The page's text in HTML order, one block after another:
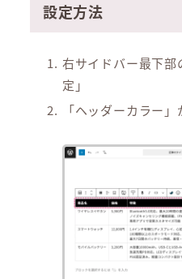
設定方法
右サイドバー最下
定」
「ヘッダーカラー